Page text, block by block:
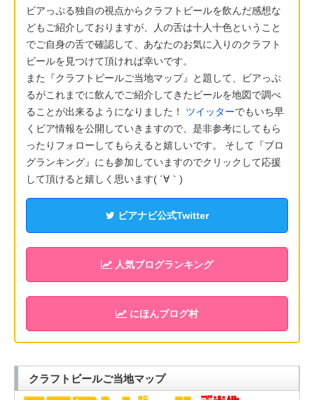
ビアっぷる独自の視点からクラフトビールを飲んだ感想な
どもご紹介しておりますが、人の舌は十人十色ということ
でご自身の舌で確認して、あなたのお気に入りのクラフト
ビールを見つけて頂ければ幸いです。
また『クラフトビールご当地マップ』と題して、ビアっぷ
るがこれまでに飲んでご紹介してきたビールを地図で調べ
ることが出来るようになりました！ ツイッターでもいち早
くビア情報を公開していきますので、是非参考にしてもら
ったりフォローしてもらえると嬉しいです。 そして『ブロ
グランキング』にも参加していますのでクリックして応援
して頂けると嬉しく思います( ´∀｀)
ビアナビ公式Twitter
人気ブログランキング
にほんブログ村
クラフトビールご当地マップ